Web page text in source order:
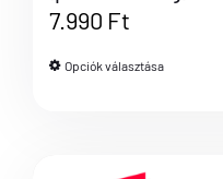
7.990 Ft
Opciók választása